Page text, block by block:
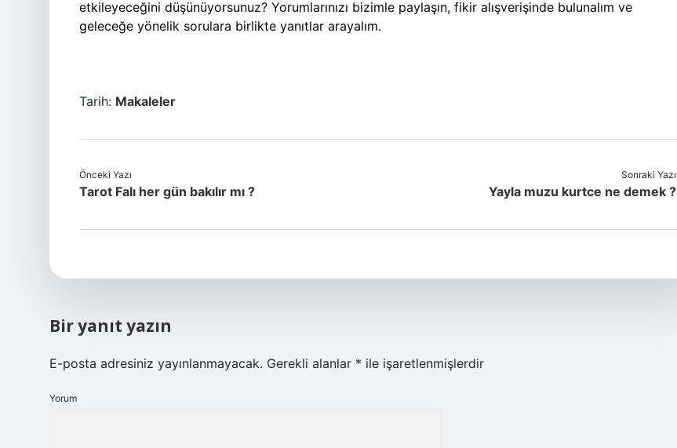
etkileyeceğini düşünüyorsunuz? Yorumlarınızı bizimle paylaşın, fikir alışverişinde bulunalım ve
geleceğe yönelik sorulara birlikte yanıtlar arayalım.
Tarih: Makaleler
Önceki Yazı
Tarot Falı her gün bakılır mı ?
Sonraki Yazı
Yayla muzu kurtce ne demek ?
Bir yanıt yazın
E-posta adresiniz yayınlanmayacak. Gerekli alanlar * ile işaretlenmişlerdir
Yorum